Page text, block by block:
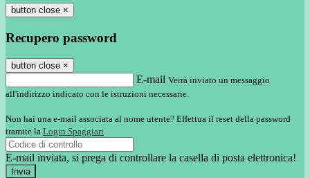
button close ×
Recupero password
button close ×
E-mail Verrà inviato un messaggio
all'indirizzo indicato con le istruzioni necessarie.
Non hai una e-mail associata al nome utente? Effettua il reset della password
tramite la Login Spaggiari
E-mail inviata, si prega di controllare la casella di posta elettronica!